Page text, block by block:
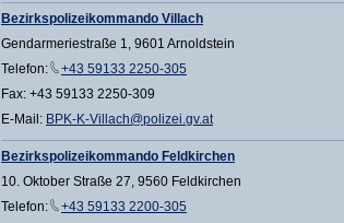
Bezirkspolizeikommando Villach
Gendarmeriestraße 1, 9601 Arnoldstein
Telefon:
+43 59133 2250-305
Fax: +43 59133 2250-309
E-Mail: BPK-K-Villach@polizei.gv.at
Bezirkspolizeikommando Feldkirchen
10. Oktober Straße 27, 9560 Feldkirchen
Telefon:
+43 59133 2200-305